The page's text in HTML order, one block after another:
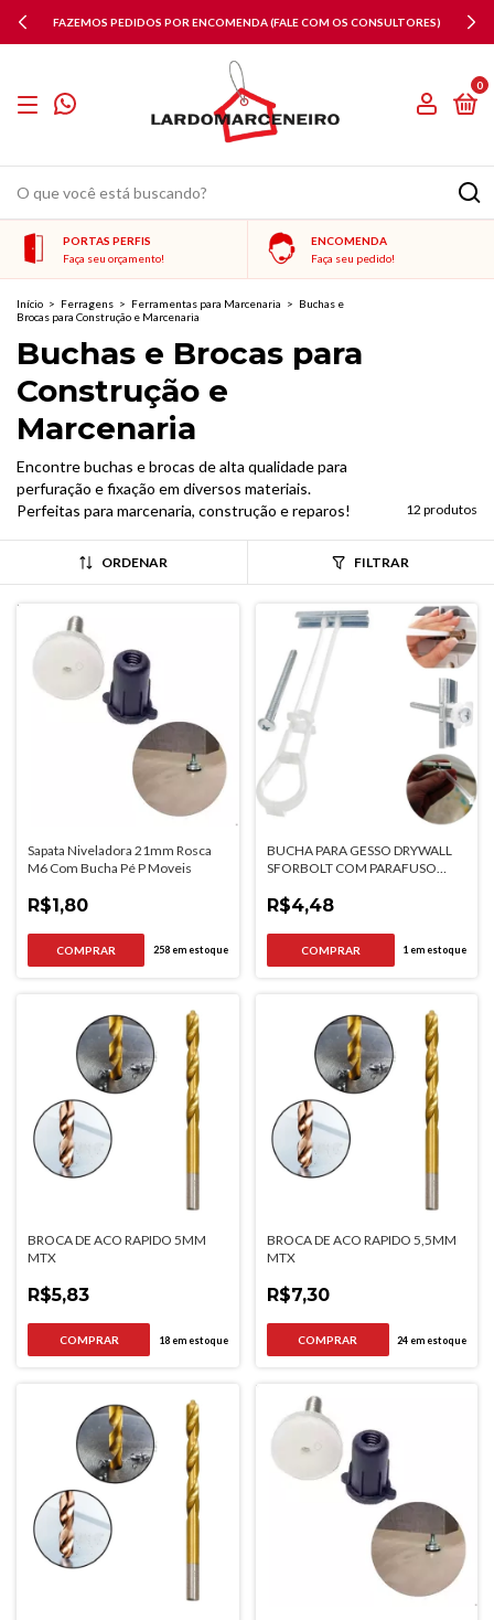
ENCOMENDA (FALE COM OS CONSULTORES)
0
PORTAS PERFIS
Faça seu orçamento!
ENCOMENDA
Faça seu pedido!
Início > Ferragens > Ferramentas para Marcenaria > Buchas e
Brocas para Construção e Marcenaria
Buchas e Brocas para
Construção e
Marcenaria
Encontre buchas e brocas de alta qualidade para
perfuração e fixação em diversos materiais.
Perfeitas para marcenaria, construção e reparos!
12 produtos
ORDENAR FILTRAR
Sapata Niveladora 21mm Rosca
M6 Com Bucha Pé P Moveis
R$1,80
258em estoque
BUCHA PARA GESSO DRYWALL
SFORBOLT COM PARAFUSO
R$4,48
1 em estoque
BROCA DE ACO RAPIDO 5MM
MTX
R$5,83
18em estoque
BROCA DE ACO RAPIDO 5,5MM
MTX
R$7,30
24em estoque